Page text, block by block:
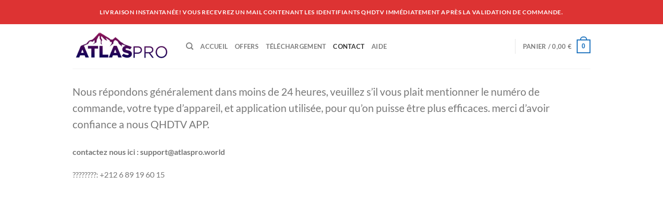
LIVRAISON INSTANTANÉE! VOUS RECEVREZ UN MAIL CONTENANT LES IDENTIFIANTS QHDTV IMMÉDIATEMENT APRÈS LA VALIDATION DE COMMANDE.
ACCUEIL OFFERS TÉLÉCHARGEMENT CONTACT AIDE PANIER /0,00 € 0
Nous répondons généralement dans moins de 24 heures, veuillez s’il vous plait mentionner le numéro de
commande, votre type d’appareil, et application utilisée, pour qu’on puisse être plus efficaces. merci d’avoir
confiance a nous QHDTV APP.
contactez nous ici : support@atlaspro.world
????????: +212 6 89 19 60 15